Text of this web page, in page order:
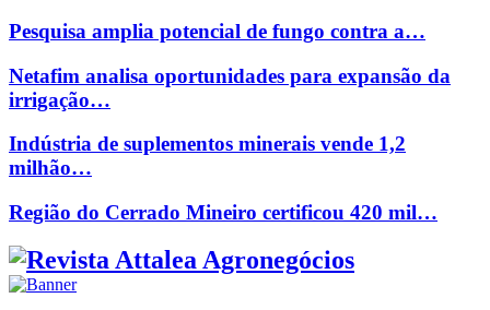
Pesquisa amplia potencial de fungo contra a…
Netafim analisa oportunidades para expansão da
irrigação…
Indústria de suplementos minerais vende 1,2
milhão…
Região do Cerrado Mineiro certificou 420 mil…
Facebook
Twitter
Instagram
Linkedin
Youtube
Email